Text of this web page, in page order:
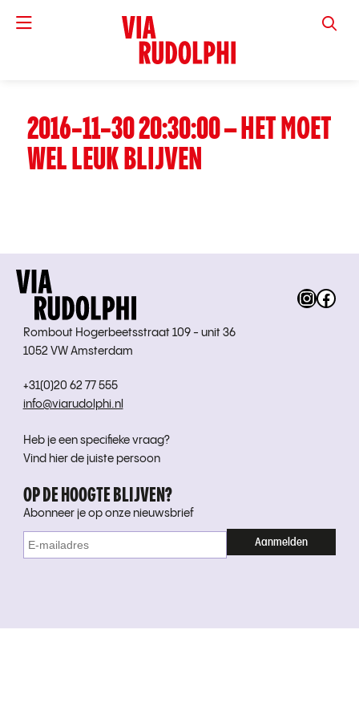
VIA
2016-11-30 20:30:00 – HET MOET
WEL LEUK BLIJVEN
Rombout Hogerbeetsstraat 109 - unit 36
1052 VW Amsterdam
+31(0)20 62 77 555
info@viarudolphi.nl
Heb je een specifieke vraag?
Vind hier de juiste persoon
OP DE HOOGTE BLIJVEN?
Abonneer je op onze nieuwsbrief